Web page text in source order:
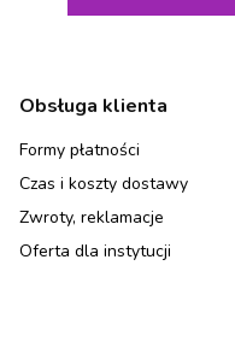
Linki w stopce
Obsługa klienta
Formy płatności
Czas i koszty dostawy
Zwroty, reklamacje
Oferta dla instytucji